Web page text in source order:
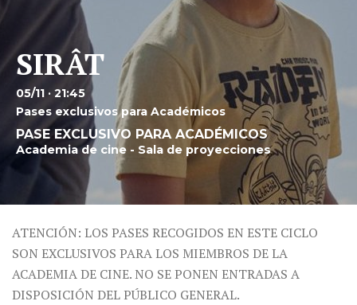
SIRÂT
05/11 · 21:45
Pases exclusivos para Académicos
PASE EXCLUSIVO PARA ACADÉMICOS
Academia de cine - Sala de proyecciones
ATENCIÓN: LOS PASES RECOGIDOS EN ESTE CICLO
SON EXCLUSIVOS PARA LOS MIEMBROS DE LA
ACADEMIA DE CINE. NO SE PONEN ENTRADAS A
DISPOSICIÓN DEL PÚBLICO GENERAL.